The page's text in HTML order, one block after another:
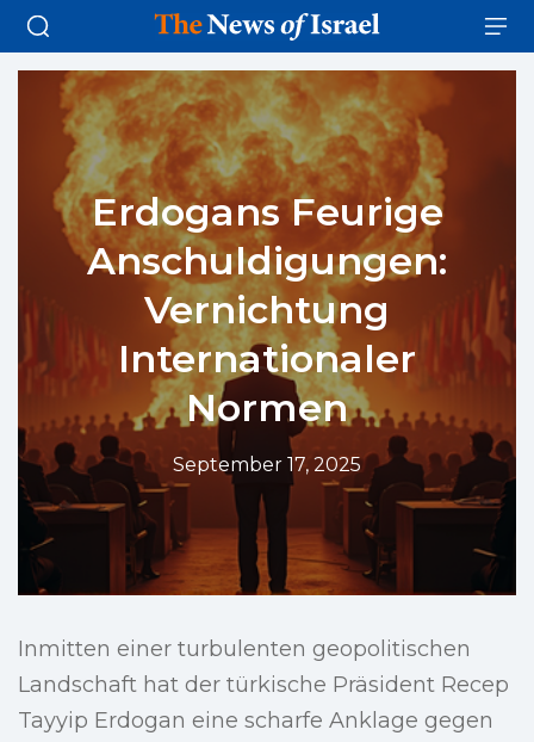
Erdogans Feurige
Anschuldigungen:
Vernichtung
Internationaler
Normen
September 17, 2025
Inmitten einer turbulenten geopolitischen
Landschaft hat der türkische Präsident Recep
Tayyip Erdogan eine scharfe Anklage gegen